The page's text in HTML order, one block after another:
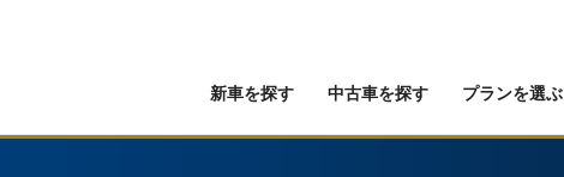
新車を探す 中古車を探す プランを選